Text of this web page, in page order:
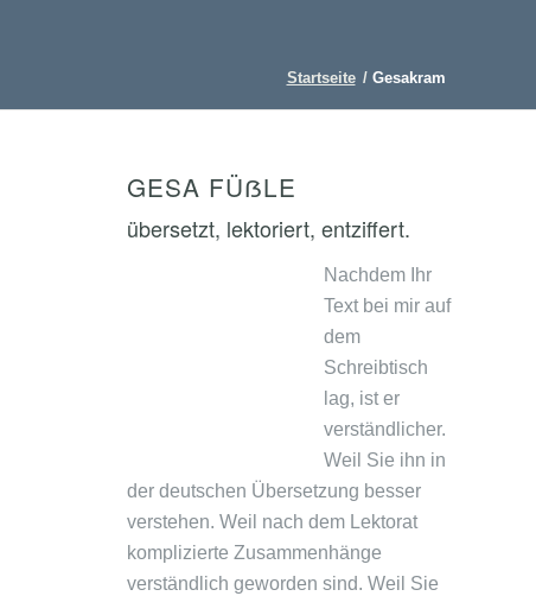
Startseite / Gesakram
GESA FÜẞLE
übersetzt, lektoriert, entziffert.
Nachdem Ihr
Text bei mir auf
dem
Schreibtisch
lag, ist er
verständlicher.
Weil Sie ihn in
der deutschen Übersetzung besser
verstehen. Weil nach dem Lektorat
komplizierte Zusammenhänge
verständlich geworden sind. Weil Sie